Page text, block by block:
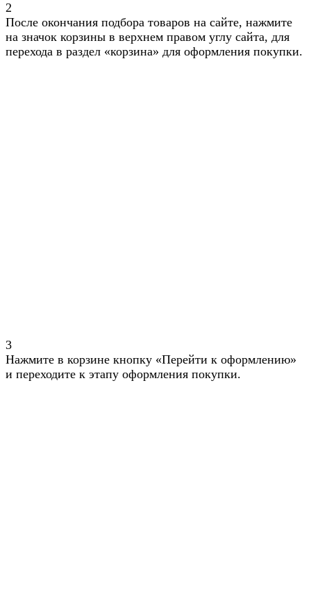
2
После окончания подбора товаров на сайте, нажмите
на значок корзины в верхнем правом углу сайта, для
перехода в раздел «корзина» для оформления покупки.
3
Нажмите в корзине кнопку «Перейти к оформлению»
и переходите к этапу оформления покупки.